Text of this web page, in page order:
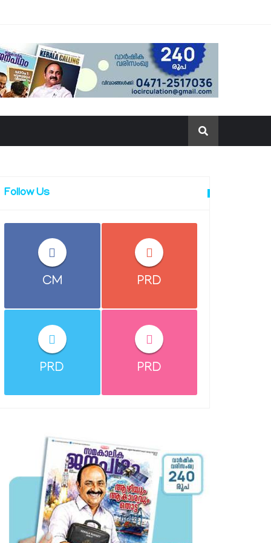
Follow Us
CM PRD
PRD PRD